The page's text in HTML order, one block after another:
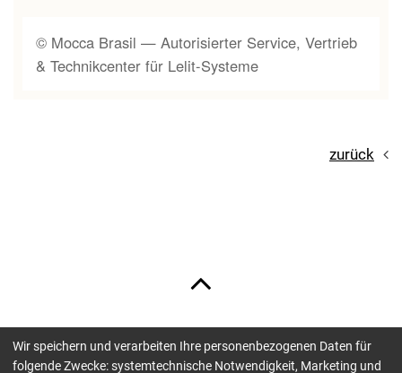
© Mocca Brasil — Autorisierter Service, Vertrieb
& Technikcenter für Lelit-Systeme
zurück
Unsere Zahlungsmöglichkeiten sind:
Wir speichern und verarbeiten Ihre personenbezogenen Daten für
folgende Zwecke: systemtechnische Notwendigkeit, Marketing und